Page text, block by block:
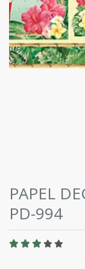
PAPEL
PD-994